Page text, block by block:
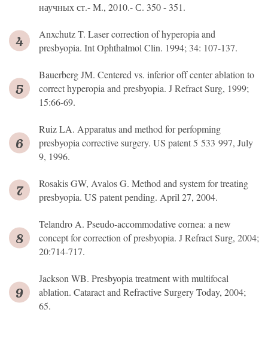
научных ст.- М., 2010.- С. 350 - 351.
Anxchutz T. Laser correction of hyperopia and
presbyopia. Int Ophthalmol Clin. 1994; 34: 107-137.
Bauerberg JM. Centered vs. inferior off center ablation to
correct hyperopia and presbyopia. J Refract Surg, 1999;
15:66-69.
Ruiz LA. Apparatus and method for perfopming
presbyopia corrective surgery. US patent 5 533 997, July
9, 1996.
Rosakis GW, Avalos G. Method and system for treating
presbyopia. US patent pending. April 27, 2004.
Telandro A. Pseudo-accommodative cornea: a new
concept for correction of presbyopia. J Refract Surg, 2004;
20:714-717.
Jackson WB. Presbyopia treatment with multifocal
ablation. Cataract and Refractive Surgery Today, 2004;
65.